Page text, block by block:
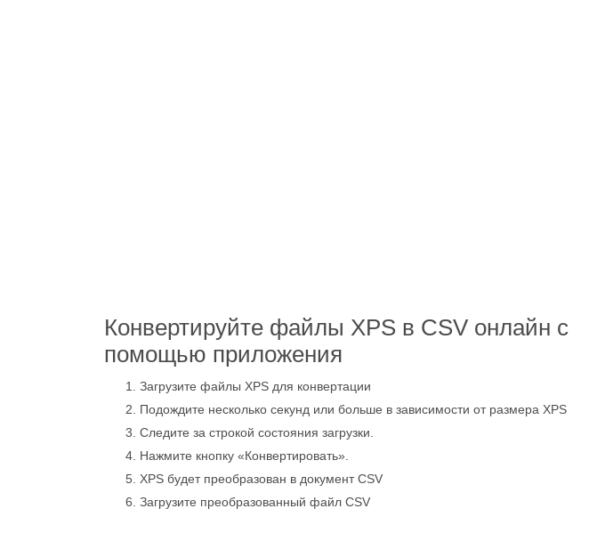
Конвертируйте файлы XPS в CSV онлайн с
помощью приложения
Загрузите файлы XPS для конвертации
Подождите несколько секунд или больше в зависимости от размера XPS
Следите за строкой состояния загрузки.
Нажмите кнопку «Конвертировать».
XPS будет преобразован в документ CSV
Загрузите преобразованный файл CSV